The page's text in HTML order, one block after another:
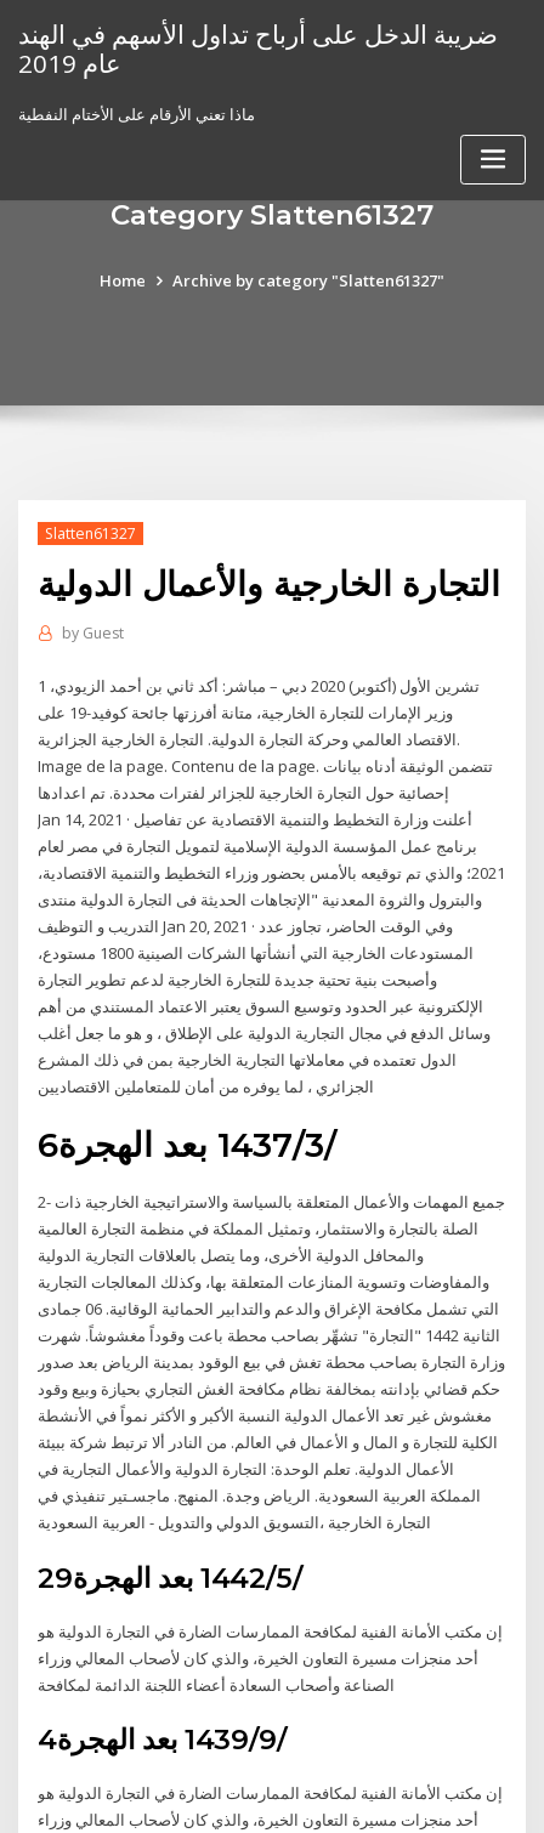
content
ضريبة الدخل على أرباح تداول الأسهم في الهند
عام 2019
ماذا تعني الأرقام على الأختام النفطية
Category Slatten61327
Home Archive by category "Slatten61327"
Slatten61327
التجارة الخارجية والأعمال الدولية
by Guest
1 تشرين الأول (أكتوبر) 2020 دبي – مباشر: أكد ثاني بن أحمد الزيودي،
وزير الإمارات للتجارة الخارجية، متانة أفرزتها جائحة كوفيد-19 على
الاقتصاد العالمي وحركة التجارة الدولية. التجارة الخارجية الجزائرية.
Image de la page. Contenu de la page. ​​تتضمن الوثيقة أدناه بيانات
Jan 14, 2021 · أعلنت وزارة التخطيط والتنمية الاقتصادية عن تفاصيل
برنامج عمل المؤسسة الدولية الإسلامية لتمويل التجارة في مصر لعام
2021؛ والذي تم توقيعه بالأمس بحضور وزراء التخطيط والتنمية الاقتصادية،
والبترول والثروة المعدنية "الإتجاهات الحديثة فى التجارة الدولية منتدى
التدريب و التوظيف Jan 20, 2021 · وفي الوقت الحاضر، تجاوز عدد
المستودعات الخارجية التي أنشأتها الشركات الصينية 1800 مستودع،
وأصبحت بنية تحتية جديدة للتجارة الخارجية لدعم تطوير التجارة
الإلكترونية عبر الحدود وتوسيع السوق يعتبر الاعتماد المستندي من أهم
وسائل الدفع في مجال التجارية الدولية على الإطلاق ، و هو ما جعل أغلب
الدول تعتمده في معاملاتها التجارية الخارجية بمن في ذلك المشرع
الجزائري ، لما يوفره من أمان للمتعاملين الاقتصاديين
6‏‏/3‏‏/1437 بعد الهجرة
2- جميع المهمات والأعمال المتعلقة بالسياسة والاستراتيجية الخارجية ذات
الصلة بالتجارة والاستثمار، وتمثيل المملكة في منظمة التجارة العالمية
والمحافل الدولية الأخرى، وما يتصل بالعلاقات التجارية الدولية
والمفاوضات وتسوية المنازعات المتعلقة بها، وكذلك المعالجات التجارية
التي تشمل مكافحة الإغراق والدعم والتدابير الحمائية الوقائية. 06 جمادى
الثانية 1442 "التجارة" تشهِّر بصاحب محطة باعت وقوداً مغشوشاً. شهرت
وزارة التجارة بصاحب محطة تغش في بيع الوقود بمدينة الرياض بعد صدور
حكم قضائي بإدانته بمخالفة نظام مكافحة الغش التجاري بحيازة وبيع وقود
مغشوش غير تعد الأعمال الدولية النسبة الأكبر و الأكثر نمواً في الأنشطة
الكلية للتجارة و المال و الأعمال في العالم. من النادر ألا ترتبط شركة ببيئة
الأعمال الدولية. تعلم الوحدة: التجارة الدولية والأعمال التجارية في
المملكة العربية السعودية. الرياض وجدة. المنهج. ماجسـتير تنفيذي في
التجارة الخارجية ،التسويق الدولي والتدويل - العربية السعودية
29‏‏/5‏‏/1442 بعد الهجرة
إن مكتب الأمانة الفنية لمكافحة الممارسات الضارة في التجارة الدولية هو
أحد منجزات مسيرة التعاون الخيرة، والذي كان لأصحاب المعالي وزراء
الصناعة وأصحاب السعادة أعضاء اللجنة الدائمة لمكافحة
4‏‏/9‏‏/1439 بعد الهجرة
إن مكتب الأمانة الفنية لمكافحة الممارسات الضارة في التجارة الدولية هو
أحد منجزات مسيرة التعاون الخيرة، والذي كان لأصحاب المعالي وزراء